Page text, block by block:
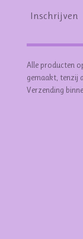
Inschrijven
Alle producten
gemaakt, tenzij
Verzending